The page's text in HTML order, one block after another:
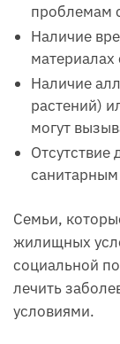
проблемам
Наличие
Наличие
растений)
могут
Отсутствие
санитарным
Семьи,
жилищных
социальной
лечить
условиями.